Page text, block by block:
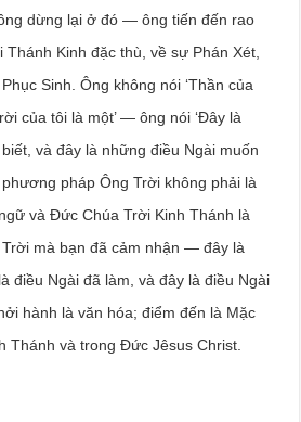
dừng lại ở đó — ông tiến đến rao
Kinh đặc thù, về sự Phán Xét,
Sinh. Ông không nói ‘Thần của
của tôi là một’ — ông nói ‘Đây là
và đây là những điều Ngài muốn
pháp Ông Trời không phải là
và Đức Chúa Trời Kinh Thánh là
Trời mà bạn đã cảm nhận — đây là
điều Ngài đã làm, và đây là điều Ngài
hành là văn hóa; điểm đến là Mặc
Thánh và trong Đức Jêsus Christ.